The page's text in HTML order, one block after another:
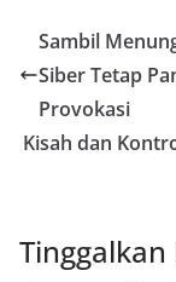
Sambil
Siber Tetap
Provokasi
Kisah dan
Tinggalkan